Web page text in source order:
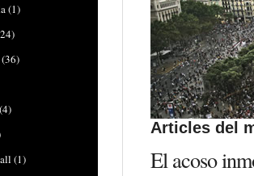
Articles del
El acoso
(1)
(36)
(4)
(1)